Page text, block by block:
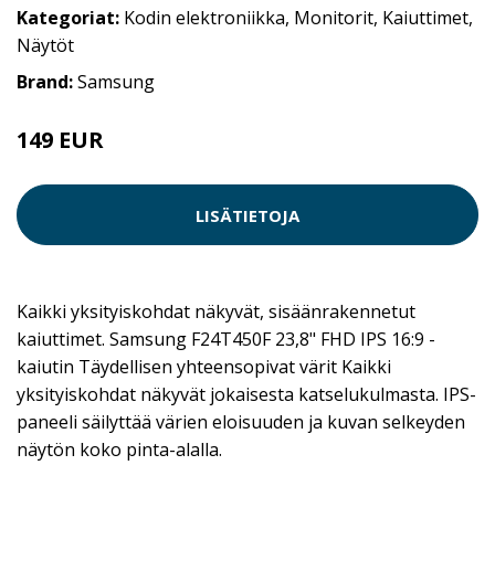
Kategoriat: Kodin elektroniikka, Monitorit, Kaiuttimet,
Näytöt
Brand:Samsung
149 EUR
LISÄTIETOJA
Kaikki yksityiskohdat näkyvät, sisäänrakennetut
kaiuttimet. Samsung F24T450F 23,8" FHD IPS 16:9 -
kaiutin Täydellisen yhteensopivat värit Kaikki
yksityiskohdat näkyvät jokaisesta katselukulmasta. IPS-
paneeli säilyttää värien eloisuuden ja kuvan selkeyden
näytön koko pinta-alalla.